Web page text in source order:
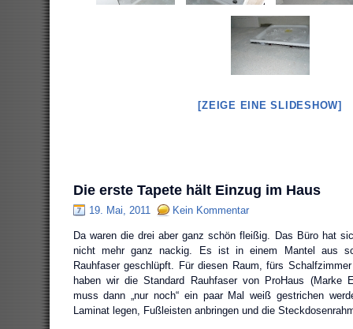
[ZEIGE EINE SLIDESHOW]
Die erste Tapete hält Einzug im Haus
19. Mai, 2011 Kein Kommentar
Da waren die drei aber ganz schön fleißig. Das Büro hat
nicht mehr ganz nackig. Es ist in einem Mantel aus
Rauhfaser geschlüpft. Für diesen Raum, fürs
haben wir die Standard Rauhfaser von ProHaus (Marke
muss dann „nur noch“ ein paar Mal weiß gestrichen
Laminat legen, Fußleisten anbringen und die